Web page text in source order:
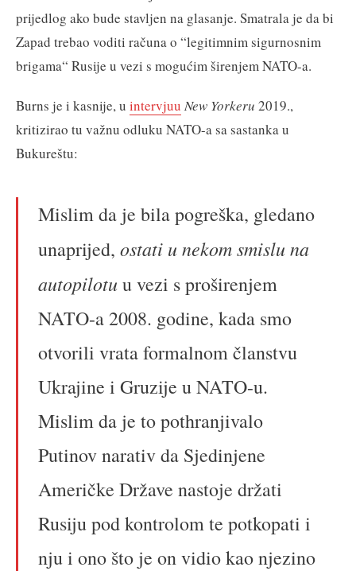
prijedlog ako bude stavljen na glasanje. Smatrala je da bi
Zapad trebao voditi računa o “legitimnim sigurnosnim
brigama“ Rusije u vezi s mogućim širenjem NATO-a.
Burns je i kasnije, u intervjuu New Yorkeru 2019.,
kritizirao tu važnu odluku NATO-a sa sastanka u
Bukureštu:
Mislim da je bila pogreška, gledano
unaprijed, ostati u nekom smislu na
autopilotuu vezi s proširenjem
NATO-a 2008. godine, kada smo
otvorili vrata formalnom članstvu
Ukrajine i Gruzije u NATO-u.
Mislim da je to pothranjivalo
Putinov narativ da Sjedinjene
Američke Države nastoje držati
Rusiju pod kontrolom te potkopati i
nju i ono što je on vidio kao njezino